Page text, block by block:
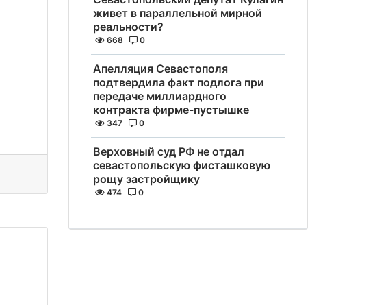
живет в параллельной мирной
реальности?
668 0
Апелляция Севастополя
подтвердила факт подлога при
передаче миллиардного
контракта фирме-пустышке
347 0
Верховный суд РФ не отдал
севастопольскую фисташковую
рощу застройщику
474 0